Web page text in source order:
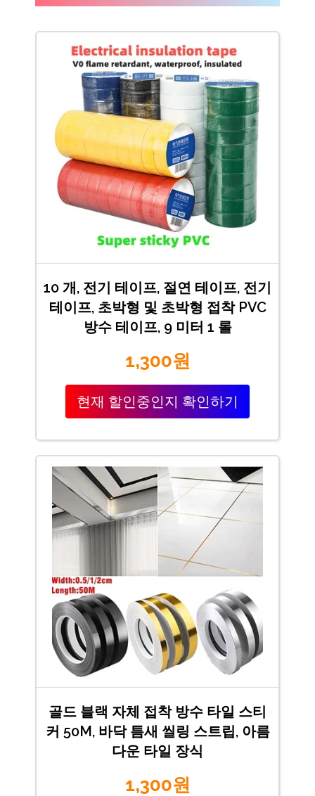
10 개, 전기 테이프, 절연 테이프, 전기
테이프, 초박형 및 초박형 접착 PVC
방수 테이프, 9 미터 1 롤
1,300원
현재 할인중인지 확인하기
골드 블랙 자체 접착 방수 타일 스티
커 50M, 바닥 틈새 씰링 스트립, 아름
다운 타일 장식
1,300원